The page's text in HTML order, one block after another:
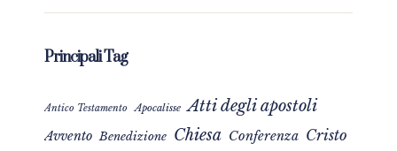
Principali Tag
Antico Testamento Apocalisse Atti degli apostoli
Avvento Benedizione Chiesa Conferenza Cristo